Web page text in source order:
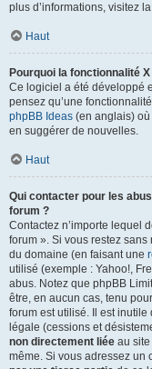
plus d’informations, visitez
Haut
Pourquoi la fonctionnalité
Ce logiciel a été développé
pensez qu’une
phpBB Ideas (en anglais)
en suggérer de nouvelles.
Haut
Qui contacter pour les
forum ?
Contactez n’importe lequel
forum ». Si vous restez
du domaine (en faisant une
utilisé (exemple : Yahoo!,
abus. Notez que phpBB
être, en aucun cas, tenu
forum est utilisé. Il est
légale (cessions et
non directement liée au
même. Si vous adressez un